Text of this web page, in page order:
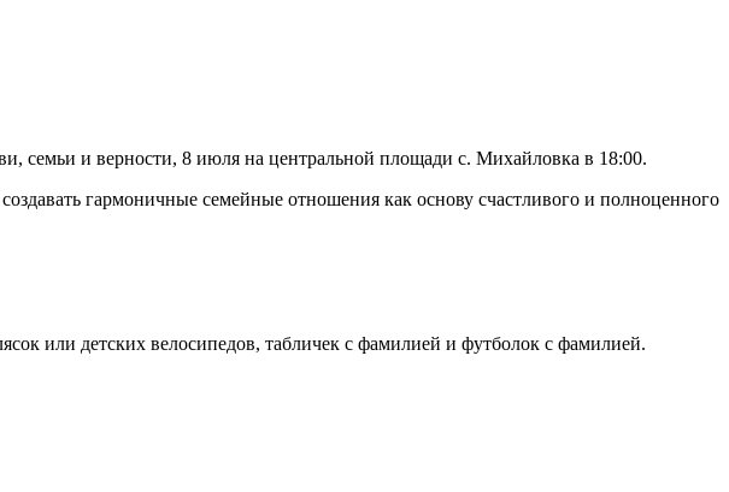
семьи и верности, 8 июля на центральной площади с. Михайловка в 18:00.
гармоничные семейные отношения как основу счастливого и полноценного
или детских велосипедов, табличек с фамилией и футболок с фамилией.